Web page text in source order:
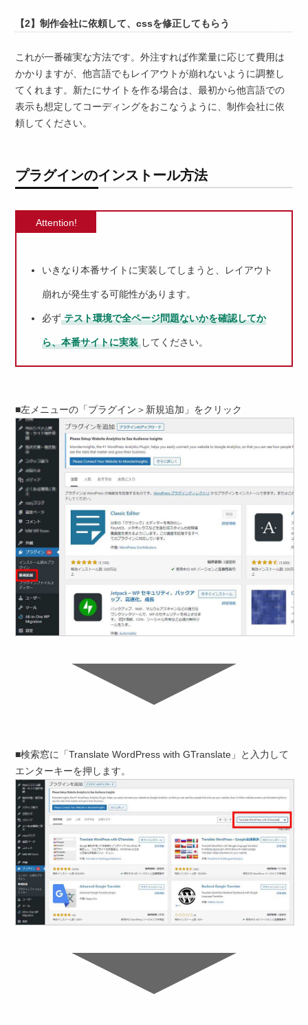
【2】制作会社に依頼して、cssを修正してもらう
これが一番確実な方法です。外注すれば作業量に応じて費用は
かかりますが、他言語でもレイアウトが崩れないように調整し
てくれます。新たにサイトを作る場合は、最初から他言語での
表示も想定してコーディングをおこなうように、制作会社に依
頼してください。
プラグインのインストール方法
Attention!
いきなり本番サイトに実装してしまうと、レイアウト
崩れが発生する可能性があります。
必ず テスト環境で全ページ問題ないかを確認してか
ら、本番サイトに実装 してください。
■左メニューの「プラグイン＞新規追加」をクリック
■検索窓に「Translate WordPress with GTranslate」と入力して
エンターキーを押します。